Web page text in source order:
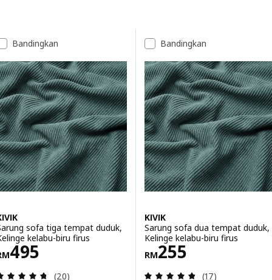
Senarai keputusan
Bandingkan
sofa tiga tempat duduk,
kelabu-biru firus
495 RM 495
Ulasan: 4.7 daripada 5 bintang. Jumlah ulasan:
(20)
Bandingkan
KIVIK
Sarung sofa dua tempat duduk,
Kelinge kelabu-biru firus
RM255
Harga RM 255
Ulasan: 4.8
(17)